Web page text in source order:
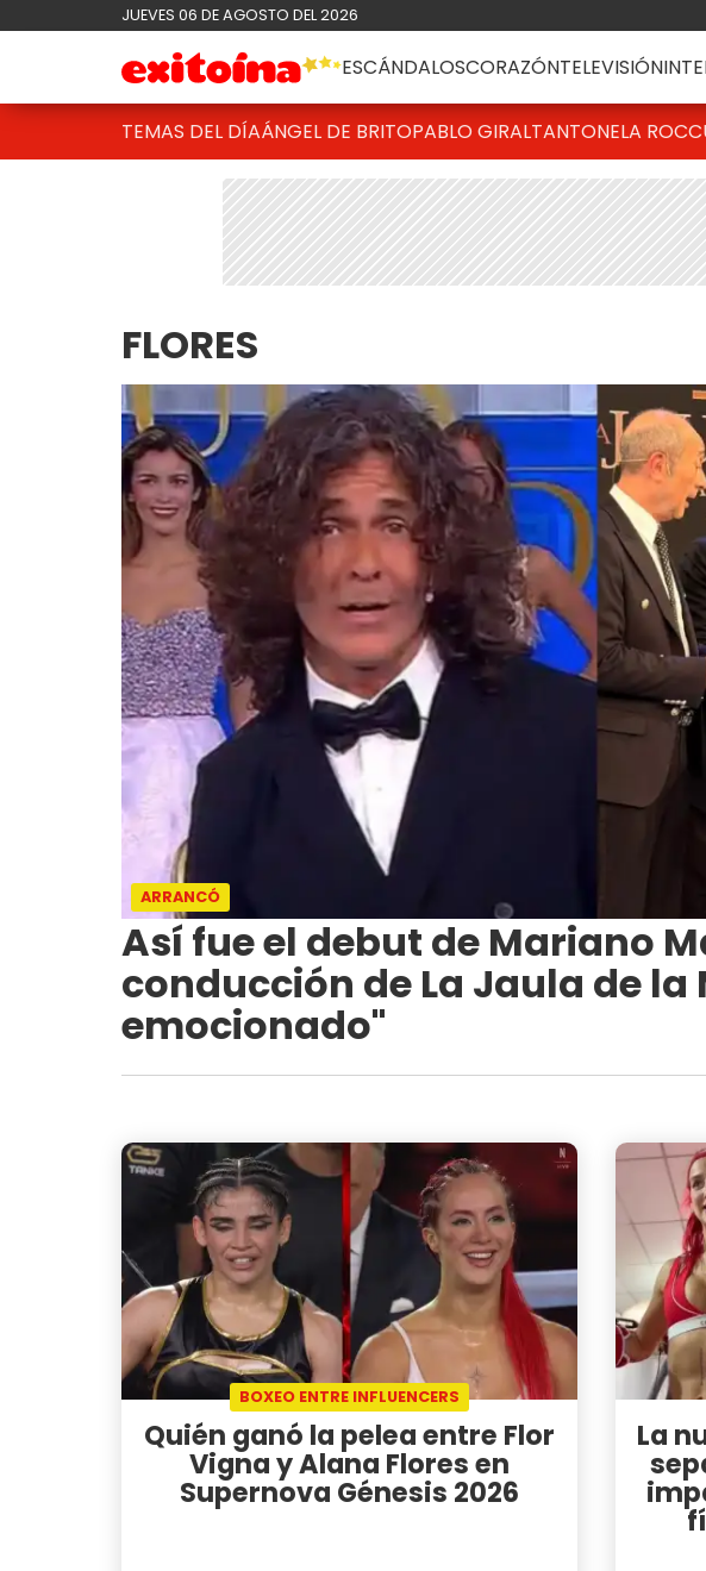
JUEVES 06 DE AGOSTO DEL 2026
ESCÁNDALOSCORAZÓNTELEVISIÓN
TEMAS DEL DÍAÁNGEL DE BRITOPABLO GIRALTANTONELA
FLORES
ARRANCÓ
Así fue el debut de Mariano
conducción de La Jaula de la
emocionado"
BOXEO ENTRE INFLUENCERS
Quién ganó la pelea entre Flor
Vigna y Alana Flores en
Supernova Génesis 2026
La